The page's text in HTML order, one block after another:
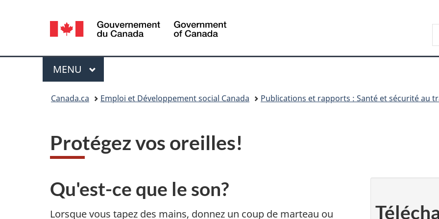
Invitations
sujet
HTML
Sélection
de
la
langue
Canada
Menu
MENU PRINCIPAL
Canada.ca Emploi et Développement social Canada Publications et rapports : Santé et sécurité au
Protégez vos oreilles!
Qu'est-ce que le son?
Lorsque vous tapez des mains, donnez un coup de marteau ou